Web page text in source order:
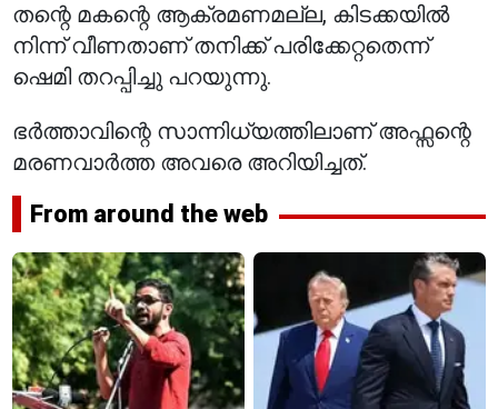
തന്റെ മകന്റെ ആക്രമണമല്ല, കിടക്കയിൽ
നിന്ന് വീണതാണ് തനിക്ക് പരിക്കേറ്റതെന്ന്
ഷെമി തറപ്പിച്ചു പറയുന്നു.
ഭർത്താവിന്റെ സാന്നിധ്യത്തിലാണ് അഫ്സന്റെ
മരണവാർത്ത അവരെ അറിയിച്ചത്.
From around the web